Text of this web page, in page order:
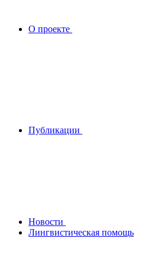
О проекте
Публикации
Новости
Лингвистическая помощь